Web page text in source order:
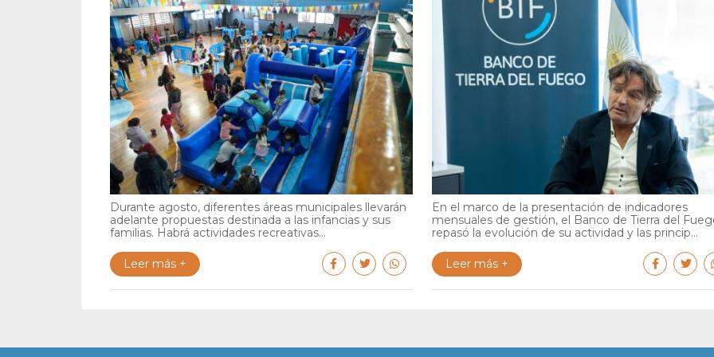
Durante agosto, diferentes áreas municipales llevarán
adelante propuestas destinada a las infancias y sus
familias. Habrá actividades recreativas...
Leer más +
En el marco de la presentación de indicadores
mensuales de gestión, el Banco de Tierra del
repasó la evolución de su actividad y las princip...
Leer más +